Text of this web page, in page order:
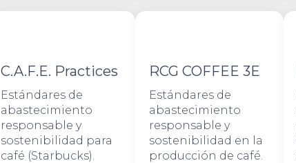
C.A.F.E. Practices
Estándares de
abastecimiento
responsable y
sostenibilidad para
café (Starbucks).
RCG COFFEE 3E
Estándares de
abastecimiento
responsable y
sostenibilidad en la
producción de café.